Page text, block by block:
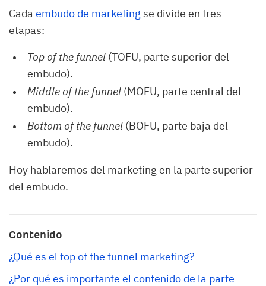
Cada embudo de marketing se divide en tres
etapas:
Top of the funnel (TOFU, parte superior del
embudo).
Middle of the funnel (MOFU, parte central del
embudo).
Bottom of the funnel (BOFU, parte baja del
embudo).
Hoy hablaremos del marketing en la parte superior
del embudo.
Contenido
¿Qué es el top of the funnel marketing?
¿Por qué es importante el contenido de la parte